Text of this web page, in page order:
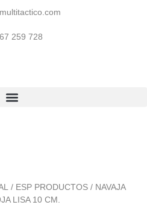
259 728
/ ESP PRODUCTOS / NAVAJA
LISA 10 CM.